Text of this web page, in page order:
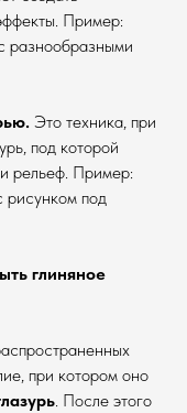
Пример:
разнообразными
Это техника, при
под которой
рельеф. Пример:
рисунком под
глиняное
при котором оно
. После этого